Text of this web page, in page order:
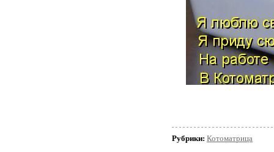
Рубрики: Котоматрица